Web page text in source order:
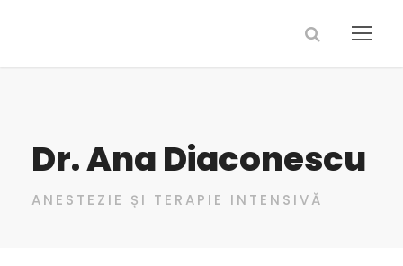
Dr. Ana Diaconescu
ANESTEZIE ȘI TERAPIE INTENSIVĂ